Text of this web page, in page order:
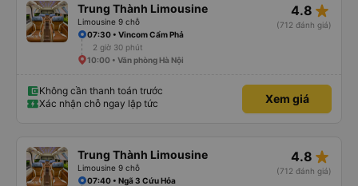
Trung Thành Limousine
Limousine 9 chỗ
4.8 star_rate
(712 đánh giá)
07:30 • Vincom Cẩm Phả
2 giờ 30 phút
10:00 • Văn phòng Hà Nội
Không cần thanh toán trước
Xác nhận chỗ ngay lập tức
Xem giá
Trung Thành Limousine
Limousine 9 chỗ
4.8 star_rate
(712 đánh giá)
07:40 • Ngã 3 Cứu Hỏa